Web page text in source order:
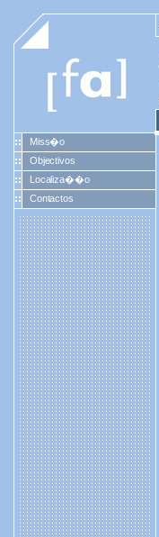
Miss�o
Objectivos
Localiza��o
Contactos